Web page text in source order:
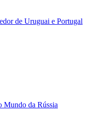
de Uruguai e Portugal
Mundo da Rússia